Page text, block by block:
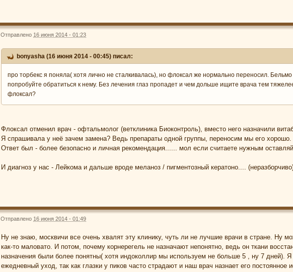
Отправлено 16 июня 2014 - 01:23
bonyasha (16 июня 2014 - 00:45) писал:
про торбекс я поняла( хотя лично не сталкивалась), но флоксал же нормально переносил.
попробуйте обратиться к нему. Без лечения глаз пропадет и чем дольше ищите врача тем
флоксал?
Флоксал отменил врач - офтальмолог (ветклиника Биоконтроль), вместо него назначили
Я спрашивала у неё зачем замена? Ведь препараты одной группы, переносим мы его хорошо.
Ответ был - более безопасно и личная рекомендация...... мол если считаете нужным
И диагноз у нас - Лейкома и дальше вроде меланоз / пигментозный кератоно....
Отправлено 16 июня 2014 - 01:49
Ну не знаю, москвичи все очень хвалят эту клинику, чуть ли не лучшие врачи в стране. Ну
как-то маловато. И потом, почему корнерегель не назначают непонятно, ведь он ткани
назначения были более понятны( хотя индоколлир мы используем не больше 5 , ну 7 дней).
ежедневный уход, так как глазки у пиков часто страдают и наш врач назнает его